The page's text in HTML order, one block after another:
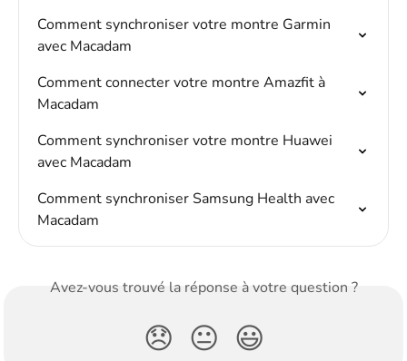
Comment synchroniser votre montre Garmin
avec Macadam
Comment connecter votre montre Amazfit à
Macadam
Comment synchroniser votre montre Huawei
avec Macadam
Comment synchroniser Samsung Health avec
Macadam
Avez-vous trouvé la réponse à votre question ?
😞 😐 😃